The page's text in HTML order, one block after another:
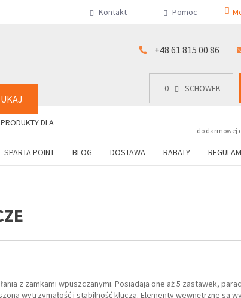
Kontakt Pomoc
+48 61 815 00 86
0 SCHOWEK
do darmowej
PRODUKTY DLA
SPARTA POINT BLOG DOSTAWA RABATY
0 SCHOWEK
+48 61 815 00 86
z zamkami wpuszczanymi. Posiadają one aż 5 zastawek,
wytrzymałość i stabilność klucza. Elementy wewnętrzne są